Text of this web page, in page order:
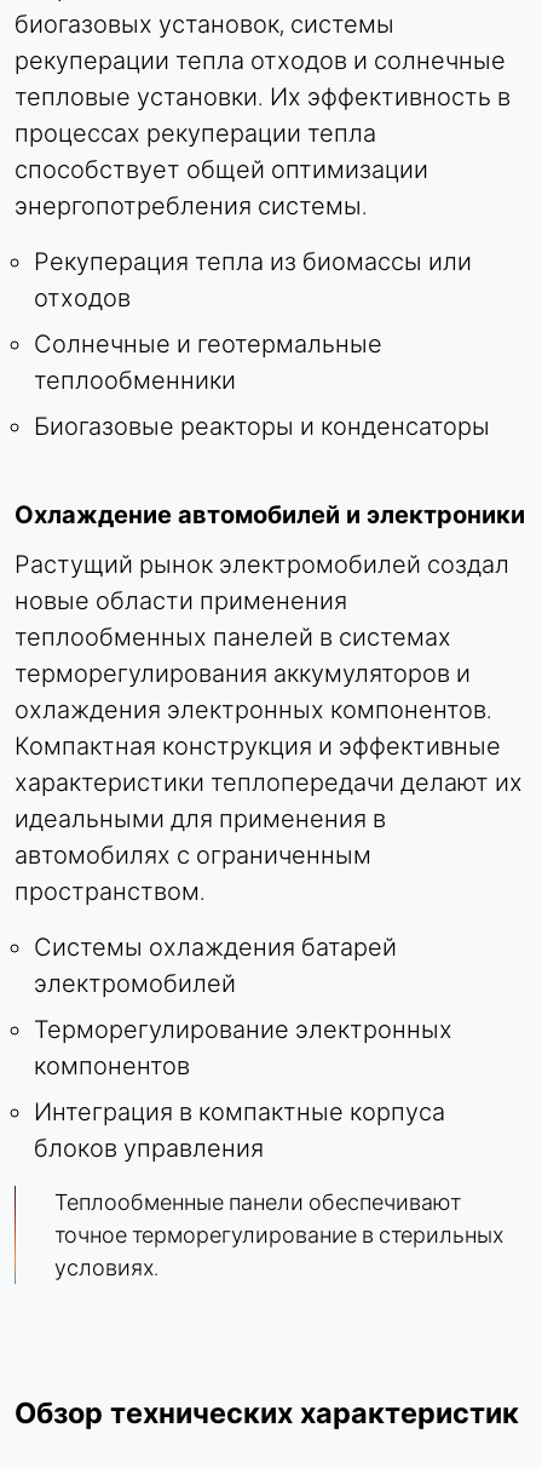
биогазовых установок, системы
рекуперации тепла отходов и солнечные
тепловые установки. Их эффективность в
процессах рекуперации тепла
способствует общей оптимизации
энергопотребления системы.
Рекуперация тепла из биомассы или
отходов
Солнечные и геотермальные
теплообменники
Биогазовые реакторы и конденсаторы
Охлаждение автомобилей и электроники
Растущий рынок электромобилей создал
новые области применения
теплообменных панелей в системах
терморегулирования аккумуляторов и
охлаждения электронных компонентов.
Компактная конструкция и эффективные
характеристики теплопередачи делают их
идеальными для применения в
автомобилях с ограниченным
пространством.
Системы охлаждения батарей
электромобилей
Терморегулирование электронных
компонентов
Интеграция в компактные корпуса
блоков управления
Теплообменные панели обеспечивают
точное терморегулирование в стерильных
условиях.
Обзор технических характеристик